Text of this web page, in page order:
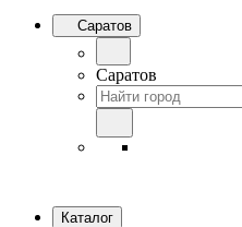
Саратов
Саратов
Каталог